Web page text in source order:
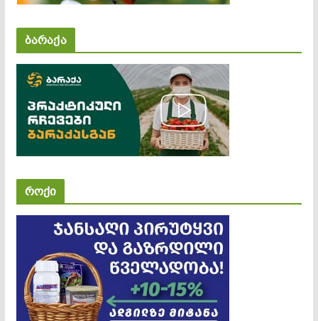
ბარაქა
როქი